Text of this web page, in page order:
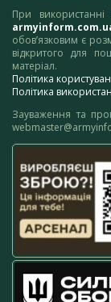
При
обов’язковим є
відкритого для
матеріал.
Політика
Політика
Зауваження та